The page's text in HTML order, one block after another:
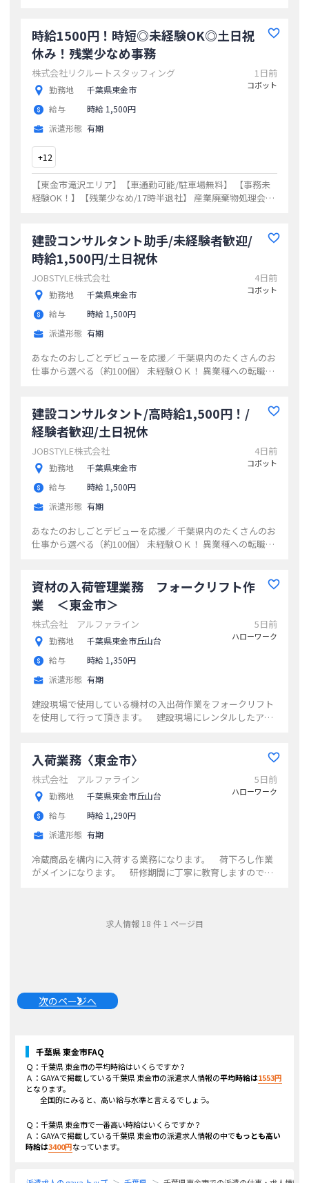
＊研修あり◎専門知識がゼロでもスタートできます。 ＊接
客業経験のある方は特に歓迎いたします。 ＊３０～６０代
の幅広い年代の方が活躍中！ 「変更範囲：変更無し」
時給1500円！時短◎未経験OK◎土日祝
休み！残業少なめ事務
株式会社リクルートスタッフィング
勤務地
千葉県東金市
給与
時給 1,500円
派遣形態 有期
1日前
コボット
+12
【東金市滝沢エリア】【車通勤可能/駐車場無料】 【事務未
経験OK！】【残業少なめ/17時半退社】 産業廃棄物処理会社
建設コンサルタント助手/未経験者歓迎/
時給1,500円/土日祝休
JOBSTYLE株式会社
勤務地
千葉県東金市
給与
時給 1,500円
派遣形態 有期
4日前
コボット
あなたのおしごとデビューを応援／ 千葉県内のたくさんのお
仕事から選べる（約100個） 未経験ＯＫ！ 異業種への転職も
建設コンサルタント/高時給1,500円！/
経験者歓迎/土日祝休
JOBSTYLE株式会社
勤務地
千葉県東金市
給与
時給 1,500円
派遣形態 有期
4日前
コボット
あなたのおしごとデビューを応援／ 千葉県内のたくさんのお
仕事から選べる（約100個） 未経験ＯＫ！ 異業種への転職も
資材の入荷管理業務 フォークリフト作
業 ＜東金市＞
株式会社 アルファライン
勤務地
千葉県東金市丘山台
給与
時給 1,350円
派遣形態 有期
5日前
ハローワーク
建設現場で使用している機材の入出荷作業をフォークリフト
を使用して行って頂きます。 建設現場にレンタルしたアル
出荷の作業をして頂きます。 職場見学も出来るので、実際
の作業をみてからの勤務が可能です。 【変更範囲：変更
なし】...
入荷業務〈東金市〉
株式会社 アルファライン
勤務地
千葉県東金市丘山台
給与
時給 1,290円
派遣形態 有期
5日前
ハローワーク
冷蔵商品を構内に入荷する業務になります。 荷下ろし作業
がメインになります。 研修期間に丁寧に教育しますので、
次のページへ
求人情報 18 件 1 ページ目
千葉県 東金市FAQ
Ｑ： 千葉県 東金市の平均時給はいくらですか？
Ａ：GAYAで掲載している千葉県 東金市の派遣求人情報の平均時給は1553円
となります。
全国的にみると、高い給与水準と言えるでしょう。
Ｑ： 千葉県 東金市で一番高い時給はいくらですか？
Ａ：GAYAで掲載している千葉県 東金市の派遣求人情報の中でもっとも高い
時給は3400円なっています。